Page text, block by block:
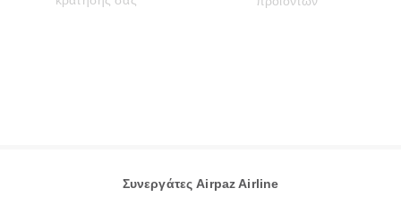
Συνεργάτες Airpaz Airline